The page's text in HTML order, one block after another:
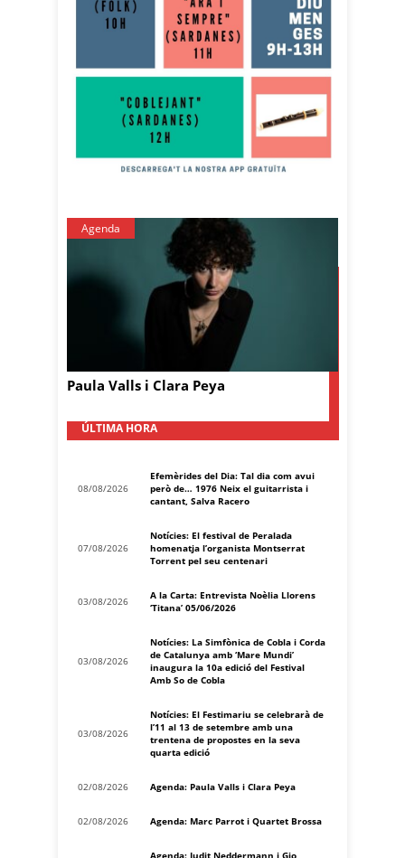
Agenda
Paula Valls i Clara Peya
ÚLTIMA HORA
08/08/2026
Efemèrides del Dia: Tal dia com avui
però de… 1976 Neix el guitarrista i
cantant, Salva Racero
07/08/2026
Notícies: El festival de Peralada
homenatja l’organista Montserrat
Torrent pel seu centenari
03/08/2026
A la Carta: Entrevista Noèlia Llorens
‘Titana’ 05/06/2026
03/08/2026
Notícies: La Simfònica de Cobla i Corda
de Catalunya amb ‘Mare Mundi’
inaugura la 10a edició del Festival
Amb So de Cobla
03/08/2026
Notícies: El Festimariu se celebrarà de
l’11 al 13 de setembre amb una
trentena de propostes en la seva
quarta edició
02/08/2026 Agenda: Paula Valls i Clara Peya
02/08/2026 Agenda: Marc Parrot i Quartet Brossa
Agenda: Judit Neddermann i Gio